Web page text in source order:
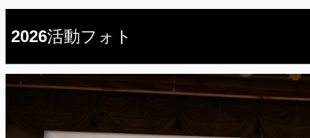
2026活動フォト